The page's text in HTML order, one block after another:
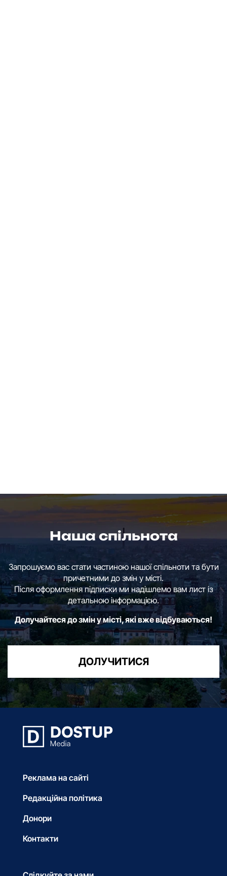
Наша спільнота
Запрошуємо вас стати частиною нашої спільноти та бути
причетними до змін у місті.
Після оформлення підписки ми надішлемо вам лист із
детальною інформацією.
Долучайтеся до змін у місті, які вже відбуваються!
ДОЛУЧИТИСЯ
Реклама на сайті
Редакційна політика
Донори
Контакти